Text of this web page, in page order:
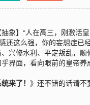
抽象】“人在高三，刚激
还这么强，你的妄想症
兴修水利、平定叛乱，
界面，看向眼前的皇
来了！》还不错的话请不